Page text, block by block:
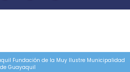
Fundación de la Muy Ilustre Municipalidad
de Guayaquil